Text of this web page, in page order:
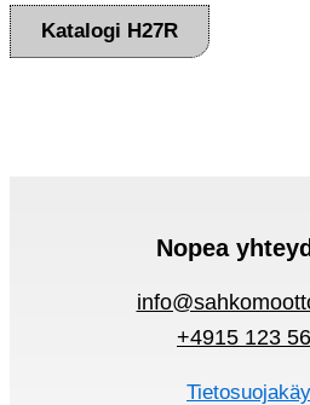
Katalogi H27R
Nopea
+4915 123